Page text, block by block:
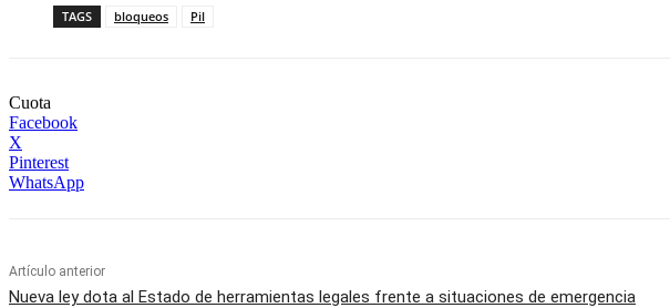
TAGS bloqueos Pil
Cuota
Facebook
X
Pinterest
WhatsApp
Artículo anterior
Nueva ley dota al Estado de herramientas legales frente a situaciones de emergencia